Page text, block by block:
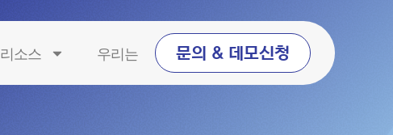
리소스 우리는 문의 & 데모신청